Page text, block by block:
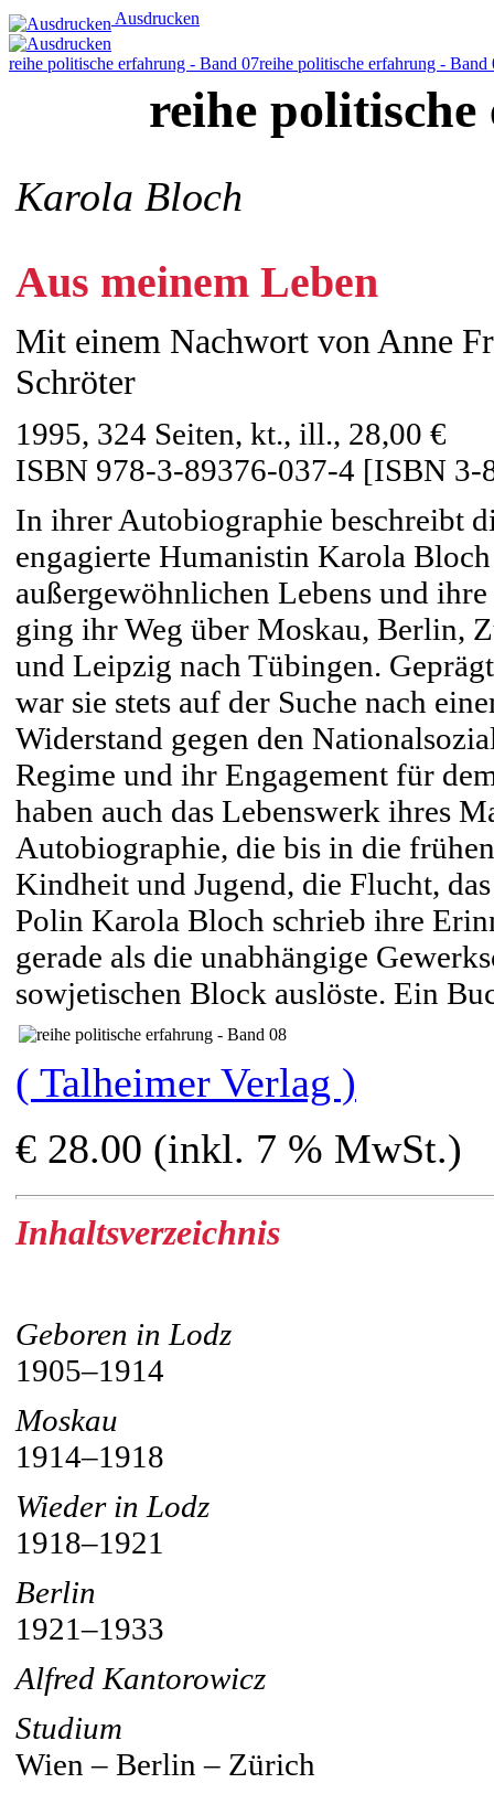
Ausdrucken
reihe politische erfahrung - Band 07reihe politische erfahrung - Band
reihe
Karola Bloch
Aus meinem Leben
Mit einem Nachwort von Anne
Schröter
1995, 324 Seiten, kt., ill., 28,00 €
ISBN 978-3-89376-037-4 [ISBN 3-
In ihrer Autobiographie beschreibt
engagierte Humanistin Karola
außergewöhnlichen Lebens und
ging ihr Weg über Moskau, Berlin,
und Leipzig nach Tübingen.
war sie stets auf der Suche nach
Widerstand gegen den
Regime und ihr Engagement für
haben auch das Lebenswerk ihres
Autobiographie, die bis in die
Kindheit und Jugend, die Flucht,
Polin Karola Bloch schrieb ihre
gerade als die unabhängige
sowjetischen Block auslöste. Ein
( Talheimer Verlag )
€ 28.00 (inkl. 7 % MwSt.)
Inhaltsverzeichnis
Geboren in Lodz
1905–1914
Moskau
1914–1918
Wieder in Lodz
1918–1921
Berlin
1921–1933
Alfred Kantorowicz
Studium
Wien – Berlin – Zürich